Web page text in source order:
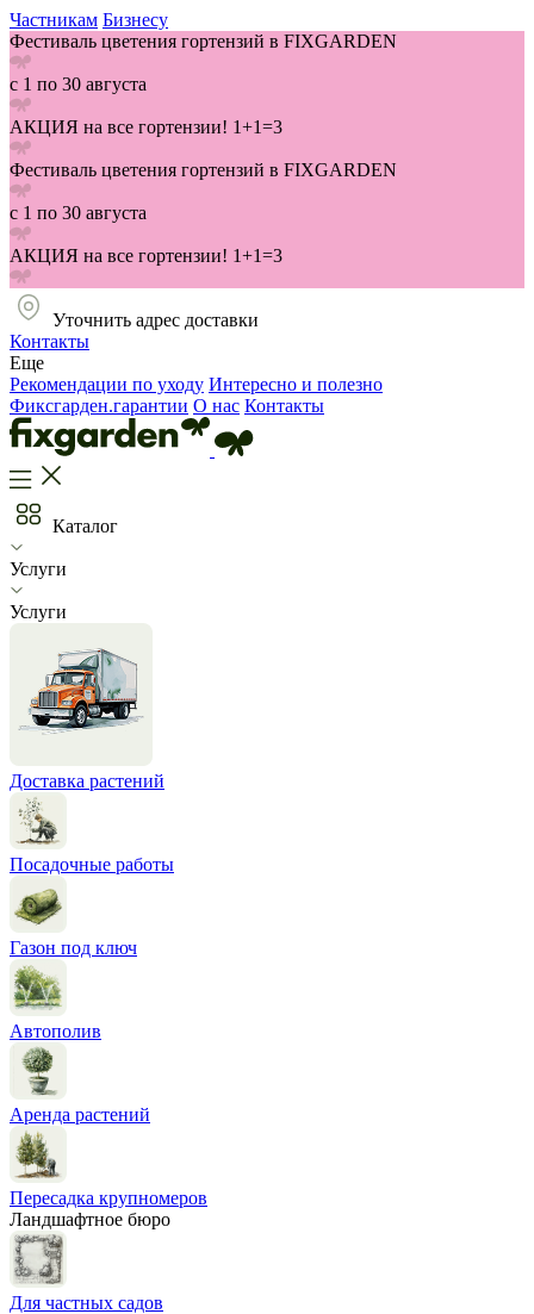
Частникам Бизнесу
Фестиваль цветения гортензий в FIXGARDEN
с 1 по 30 августа
АКЦИЯ на все гортензии! 1+1=3
Фестиваль цветения гортензий в FIXGARDEN
с 1 по 30 августа
АКЦИЯ на все гортензии! 1+1=3
Уточнить адрес доставки
Контакты
Еще
Рекомендации по уходу Интересно и полезно
Фиксгарден.гарантии О нас Контакты
Каталог
Услуги
Услуги
Доставка растений
Посадочные работы
Газон под ключ
Автополив
Аренда растений
Пересадка крупномеров
Ландшафтное бюро
Для частных садов